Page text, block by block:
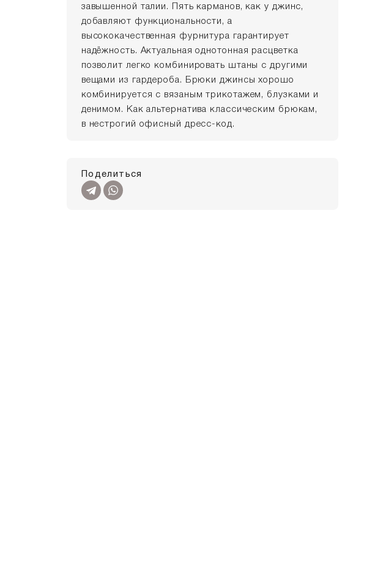
завышенной талии. Пять карманов, как у джинс,
добавляют функциональности, а
высококачественная фурнитура гарантирует
надёжность. Актуальная однотонная расцветка
позволит легко комбинировать штаны с другими
вещами из гардероба. Брюки джинсы хорошо
комбинируется с вязаным трикотажем, блузками и
денимом. Как альтернатива классическим брюкам,
в нестрогий офисный дресс-код.
Поделиться